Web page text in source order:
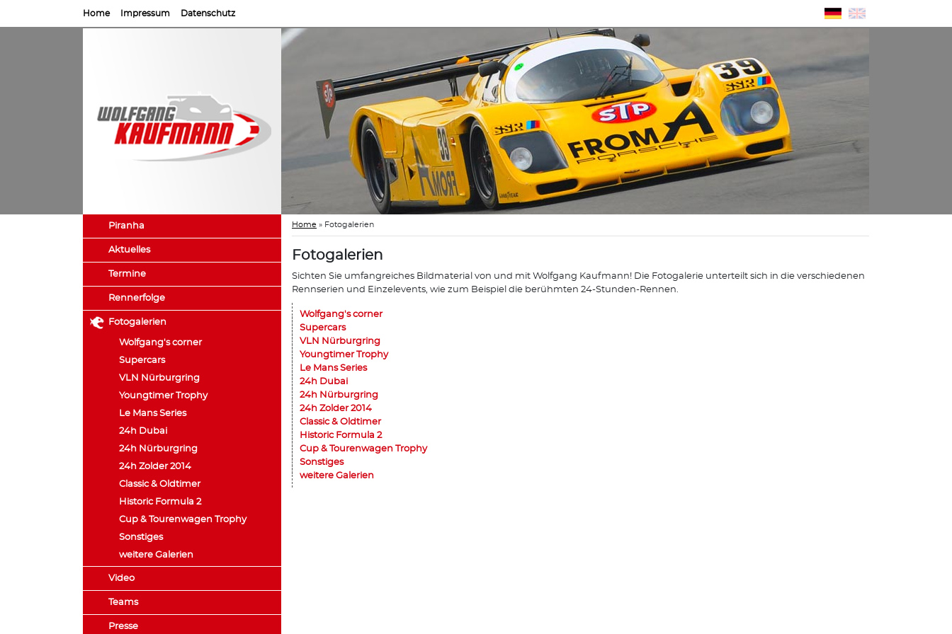
Home Impressum Datenschutz
Piranha
Aktuelles
Termine
Rennerfolge
Fotogalerien
Wolfgang's corner
Supercars
VLN Nürburgring
Youngtimer Trophy
Le Mans Series
24h Dubai
24h Nürburgring
24h Zolder 2014
Classic & Oldtimer
Historic Formula 2
Cup & Tourenwagen Trophy
Sonstiges
weitere Galerien
Video
Teams
Presse
Home » Fotogalerien
Fotogalerien
Sichten Sie umfangreiches Bildmaterial von und mit Wolfgang Kaufmann! Die Fotogalerie unterteilt sich in die verschiedenen
Rennserien und Einzelevents, wie zum Beispiel die berühmten 24-Stunden-Rennen.
Wolfgang's corner
Supercars
VLN Nürburgring
Youngtimer Trophy
Le Mans Series
24h Dubai
24h Nürburgring
24h Zolder 2014
Classic & Oldtimer
Historic Formula 2
Cup & Tourenwagen Trophy
Sonstiges
weitere Galerien